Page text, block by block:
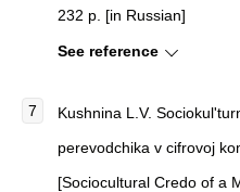
232 p. [in Russian]
See reference
Kushnina L.V.
perevodchika v cifrovoj
[Sociocultural Credo of a